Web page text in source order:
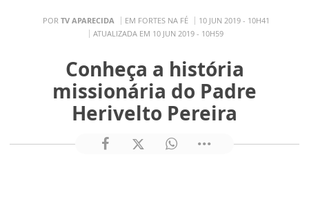
POR TV APARECIDA EM FORTES NA FÉ
10 JUN 2019 - 10H41
ATUALIZADA EM 10 JUN 2019 - 10H59
Conheça a história
missionária do Padre
Herivelto Pereira